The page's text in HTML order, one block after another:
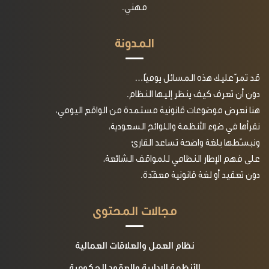
مهني.
المدونة
قد تمرّ عليك هذه المسائل يوميًا…
دون أن تعرف كيف ينظر إليها النظام.
هنا نعرض موضوعات قانونية مستمدة من الواقع اليومي،
نقرأها في ضوء الأنظمة واللوائح السعودية،
ونبسّطها بلغة واضحة تساعد القارئ
على فهم الإطار النظامي للمواقف الشائعة،
دون تعقيد أو لغة قانونية معقّدة.
مجالات المحتوى
نظام العمل والعلاقات العمالية